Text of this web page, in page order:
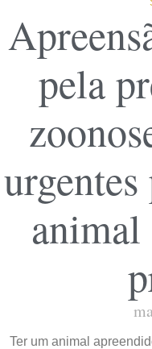
pela
animal
Ter um animal